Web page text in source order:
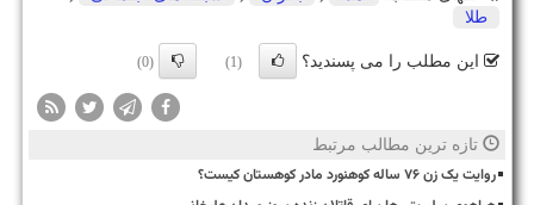
طلا
این مطلب را می پسندید؟ (1)
(0)
تازه ترین مطالب مرتبط
روایت یک زن ۷۶ ساله کوهنورد مادر کوهستان کیست؟